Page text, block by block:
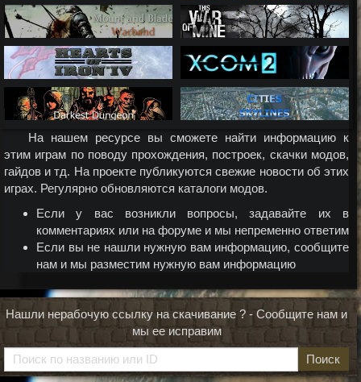
На нашем ресурсе вы сможете найти информацию к
этим играм по поводу прохождения, построек, скачки модов,
гайдов и тд. На проекте публикуются свежие новости об этих
играх. Регулярно обновляются каталоги модов.
Если у вас возникли вопросы, задавайте их в
комментариях или на форуме и мы непременно ответим
Если вы не нашли нужную вам информацию, сообщите
нам и мы разместим нужную вам информацию
Нашли нерабочую ссылку на скачивание ? - Сообщите нам и
мы ее исправим
Поиск